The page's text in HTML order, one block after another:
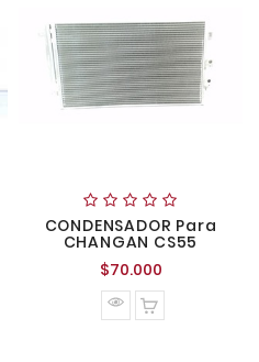
CONDENSADOR Para
CHANGAN CS55
$70.000Precio
normal